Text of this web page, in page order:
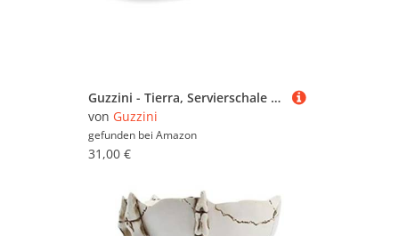
Guzzini - Tierra, Servierschale - Milchweiß, 41x 22,9 x H 4,2 cm | 5000 cc - 175400156
von Guzzini
gefunden bei Amazon
31,00 €